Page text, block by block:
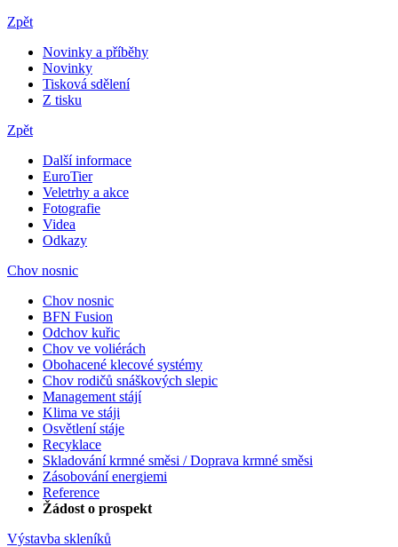
Zpět
Novinky a příběhy
Novinky
Tisková sdělení
Z tisku
Zpět
Další informace
EuroTier
Veletrhy a akce
Fotografie
Videa
Odkazy
Chov nosnic
Chov nosnic
BFN Fusion
Odchov kuřic
Chov ve voliérách
Obohacené klecové systémy
Chov rodičů snáškových slepic
Management stájí
Klima ve stáji
Osvětlení stáje
Recyklace
Skladování krmné směsi / Doprava krmné směsi
Zásobování energiemi
Reference
Žádost o prospekt
Výstavba skleníků